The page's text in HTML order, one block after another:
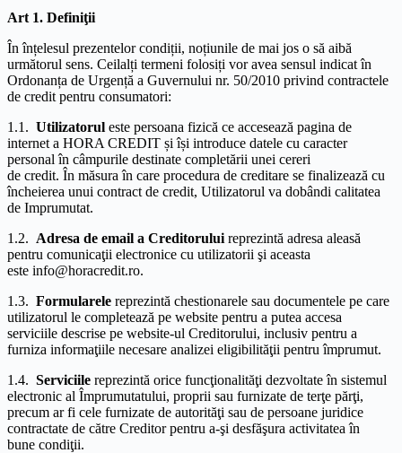
Art 1. Definiţii
În înțelesul prezentelor condiții, noțiunile de mai jos o să aibă
următorul sens. Ceilalți termeni folosiți vor avea sensul indicat în
Ordonanța de Urgență a Guvernului nr. 50/2010 privind contractele
de credit pentru consumatori:
1.1. Utilizatorul este persoana fizică ce accesează pagina de
internet a HORA CREDIT și își introduce datele cu caracter
personal în câmpurile destinate completării unei cereri
de credit. În măsura în care procedura de creditare se finalizează cu
încheierea unui contract de credit, Utilizatorul va dobândi calitatea
de Imprumutat.
1.2. Adresa de email a Creditorului reprezintă adresa aleasă
pentru comunicaţii electronice cu utilizatorii şi aceasta
este info@horacredit.ro.
1.3. Formularele reprezintă chestionarele sau documentele pe care
utilizatorul le completează pe website pentru a putea accesa
serviciile descrise pe website-ul Creditorului, inclusiv pentru a
furniza informaţiile necesare analizei eligibilităţii pentru împrumut.
1.4. Serviciile reprezintă orice funcţionalităţi dezvoltate în sistemul
electronic al Împrumutatului, proprii sau furnizate de terţe părţi,
precum ar fi cele furnizate de autorităţi sau de persoane juridice
contractate de către Creditor pentru a-şi desfăşura activitatea în
bune condiţii.